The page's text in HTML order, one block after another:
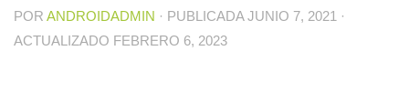
POR ANDROIDADMIN · PUBLICADAJUNIO 7, 2021
·
ACTUALIZADO FEBRERO 6, 2023